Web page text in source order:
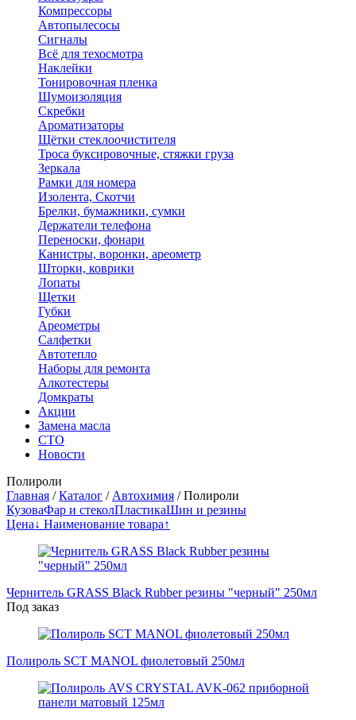
Компрессоры
Автопылесосы
Сигналы
Всё для техосмотра
Наклейки
Тонировочная пленка
Шумоизоляция
Скребки
Ароматизаторы
Щётки стеклоочистителя
Троса буксировочные, стяжки груза
Зеркала
Рамки для номера
Изолента, Скотчи
Брелки, бумажники, сумки
Держатели телефона
Переноски, фонари
Канистры, воронки, ареометр
Шторки, коврики
Лопаты
Щетки
Губки
Ареометры
Салфетки
Автотепло
Наборы для ремонта
Алкотестеры
Домкраты
Акции
Замена масла
СТО
Новости
Полироли
Главная /Каталог / Автохимия /Полироли
КузоваФар и стеколПластикаШин и резины
Цена↓ Наименование товара↑
Чернитель GRASS Black Rubber резины "черный" 250мл
Под заказ
Полироль SCT MANOL фиолетовый 250мл